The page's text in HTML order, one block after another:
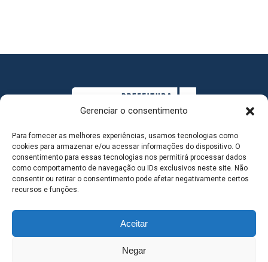
Gerenciar o consentimento
Para fornecer as melhores experiências, usamos tecnologias como
cookies para armazenar e/ou acessar informações do dispositivo. O
consentimento para essas tecnologias nos permitirá processar dados
como comportamento de navegação ou IDs exclusivos neste site. Não
consentir ou retirar o consentimento pode afetar negativamente certos
recursos e funções.
Aceitar
Negar
MAPA DO SITE
SEDE DO ADMINISTRATIVO MUNICIPAL - Avenida